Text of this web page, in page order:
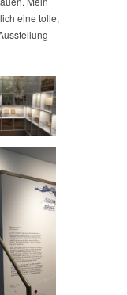
eine tolle,